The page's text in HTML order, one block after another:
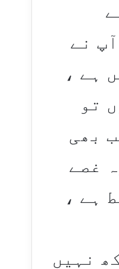
نے
ہے ،
تو
بھی
غصے
ہے ،
نہیں